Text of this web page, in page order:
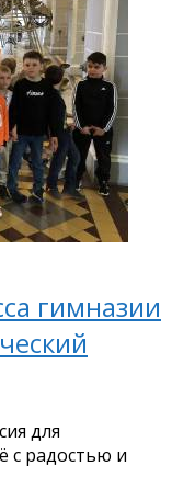
гимназии
для
с радостью и